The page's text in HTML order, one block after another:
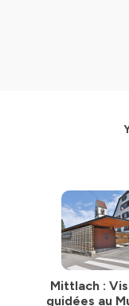
Mittlach :
guidées au